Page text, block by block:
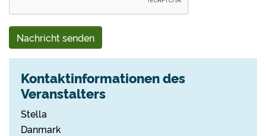
Nachricht senden
Kontaktinformationen des
Veranstalters
Stella
Danmark